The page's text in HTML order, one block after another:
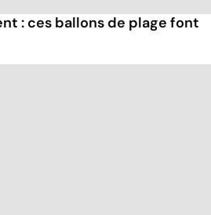
: ces ballons de plage font